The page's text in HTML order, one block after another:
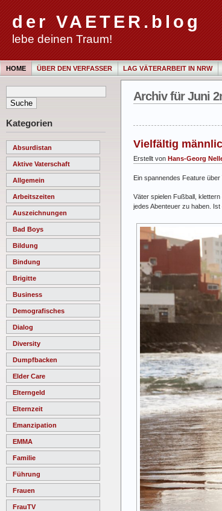
der VAETER.blog
lebe deinen Traum!
HOME ÜBER DEN VERFASSER LAG VÄTERARBEIT IN NRW
Kategorien
Absurdistan
Aktive Vaterschaft
Allgemein
Arbeitszeiten
Auszeichnungen
Bad Boys
Bildung
Bindung
Brigitte
Business
Demografisches
Dialog
Diversity
Dumpfbacken
Elder Care
Elterngeld
Elternzeit
Emanzipation
EMMA
Familie
Führung
Frauen
FrauTV
Archiv für Juni
Vielfältig
Erstellt von Hans-Georg
Ein spannendes Feature
Väter spielen Fußball,
jedes Abenteuer zu haben.